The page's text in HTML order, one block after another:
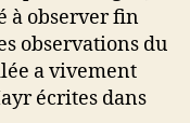
à observer fin
observations du
a vivement
écrites dans